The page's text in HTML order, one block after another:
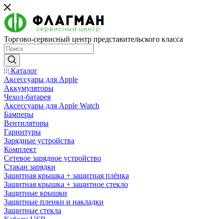
Торгово-сервисный центр представительского класса
Каталог
Аксессуары для Apple
Аккумуляторы
Чехол-батарея
Аксессуары для Apple Watch
Бамперы
Вентиляторы
Гарнитуры
Зарядные устройства
Комплект
Сетевое зарядное устройство
Стакан зарядки
Защитная крышка + защитная плёнка
Защитная крышка + защитное стекло
Защитные крышки
Защитные пленки и накладки
Защитные стекла